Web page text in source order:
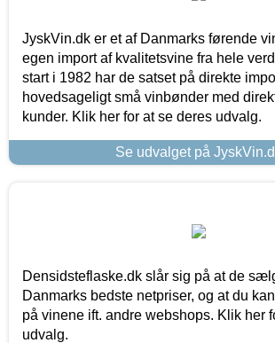
JyskVin.dk er et af Danmarks førende
egen import af kvalitetsvine fra hele
start i 1982 har de satset på direkte
hovedsageligt små vinbønder med
kunder. Klik her for at se deres udvalg.
Se udvalget på
Densidsteflaske.dk slår sig på at de
Danmarks bedste netpriser, og at du
på vinene ift. andre webshops. Klik her
udvalg.